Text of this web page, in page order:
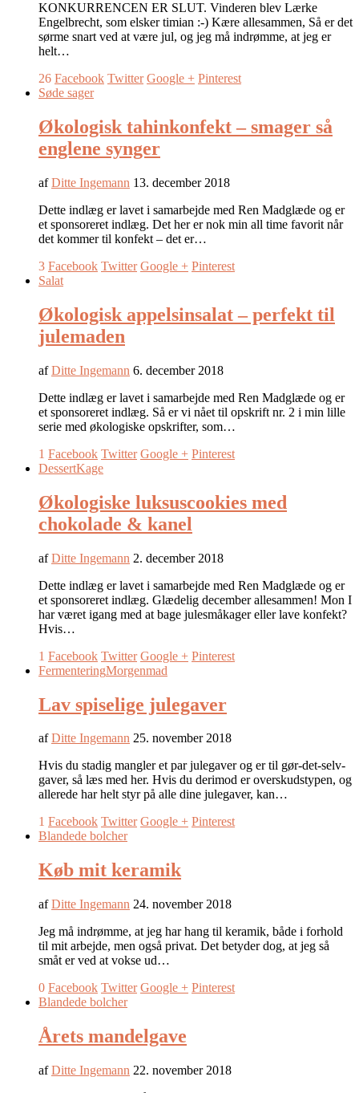
KONKURRENCEN ER SLUT. Vinderen blev Lærke
Engelbrecht, som elsker timian :-) Kære allesammen, Så er det
sørme snart ved at være jul, og jeg må indrømme, at jeg er
helt…
26 Facebook Twitter Google + Pinterest
Søde sager
Økologisk tahinkonfekt – smager så
englene synger
afDitte Ingemann 13. december 2018
Dette indlæg er lavet i samarbejde med Ren Madglæde og er
et sponsoreret indlæg. Det her er nok min all time favorit når
det kommer til konfekt – det er…
3 Facebook Twitter Google + Pinterest
Salat
Økologisk appelsinsalat – perfekt til
julemaden
afDitte Ingemann 6. december 2018
Dette indlæg er lavet i samarbejde med Ren Madglæde og er
et sponsoreret indlæg. Så er vi nået til opskrift nr. 2 i min lille
serie med økologiske opskrifter, som…
1 Facebook Twitter Google + Pinterest
DessertKage
Økologiske luksuscookies med
chokolade & kanel
afDitte Ingemann 2. december 2018
Dette indlæg er lavet i samarbejde med Ren Madglæde og er
et sponsoreret indlæg. Glædelig december allesammen! Mon I
har været igang med at bage julesmåkager eller lave konfekt?
Hvis…
1 Facebook Twitter Google + Pinterest
FermenteringMorgenmad
Lav spiselige julegaver
afDitte Ingemann 25. november 2018
Hvis du stadig mangler et par julegaver og er til gør-det-selv-
gaver, så læs med her. Hvis du derimod er overskudstypen, og
allerede har helt styr på alle dine julegaver, kan…
1 Facebook Twitter Google + Pinterest
Blandede bolcher
Køb mit keramik
afDitte Ingemann 24. november 2018
Jeg må indrømme, at jeg har hang til keramik, både i forhold
til mit arbejde, men også privat. Det betyder dog, at jeg så
småt er ved at vokse ud…
0 Facebook Twitter Google + Pinterest
Blandede bolcher
Årets mandelgave
afDitte Ingemann 22. november 2018